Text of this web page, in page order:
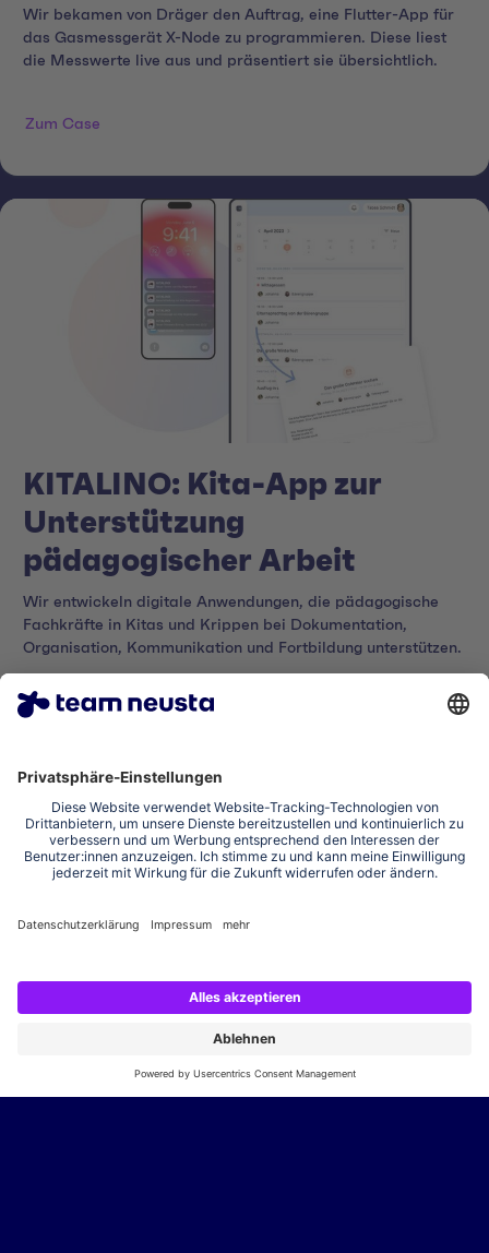
Wir bekamen von Dräger den Auftrag, eine Flutter-App für
das Gasmessgerät X-Node zu programmieren. Diese liest
die Messwerte live aus und präsentiert sie übersichtlich.
Zum Case
KITALINO: Kita-App zur
Unterstützung
pädagogischer Arbeit
Wir entwickeln digitale Anwendungen, die pädagogische
Fachkräfte in Kitas und Krippen bei Dokumentation,
Organisation, Kommunikation und Fortbildung unterstützen.
Zum Case
+49 421 20696-0
Route anzeigen